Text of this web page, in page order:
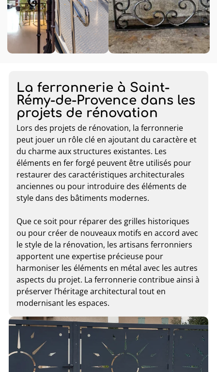
La ferronnerie à Saint-
Rémy-de-Provence dans les
projets de rénovation
Lors des projets de rénovation, la ferronnerie
peut jouer un rôle clé en ajoutant du caractère et
du charme aux structures existantes. Les
éléments en fer forgé peuvent être utilisés pour
restaurer des caractéristiques architecturales
anciennes ou pour introduire des éléments de
style dans des bâtiments modernes.
Que ce soit pour réparer des grilles historiques
ou pour créer de nouveaux motifs en accord avec
le style de la rénovation, les artisans ferronniers
apportent une expertise précieuse pour
harmoniser les éléments en métal avec les autres
aspects du projet. La ferronnerie contribue ainsi à
préserver l’héritage architectural tout en
modernisant les espaces.